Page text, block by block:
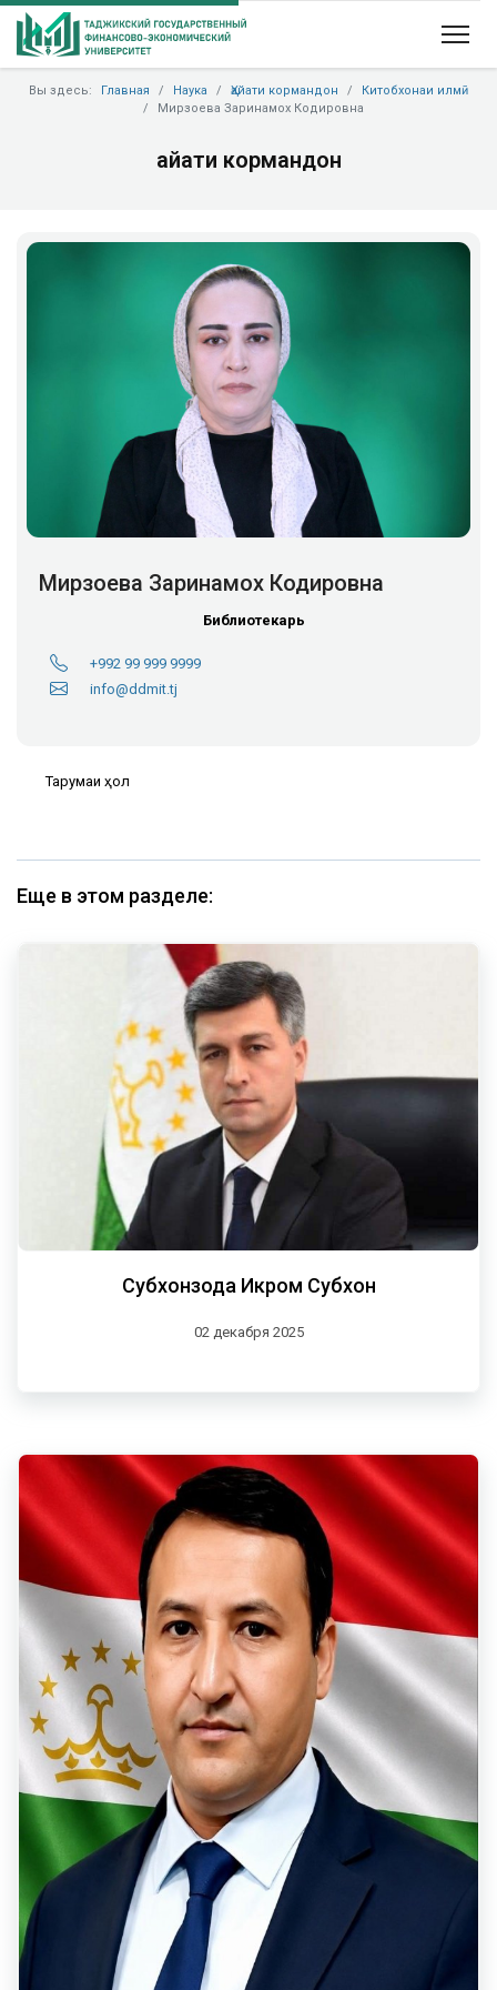
Вы здесь: Главная Наука Ҳайати кормандон
Китобхонаи илмӣ
Мирзоева Заринамох Кодировна
Ҳайати кормандон
Мирзоева Заринамох Кодировна
Библиотекарь
+992 99 999 9999
info@ddmit.tj
Тарҷумаи ҳол
Еще в этом разделе:
Субхонзода Икром Субхон
02 декабря 2025